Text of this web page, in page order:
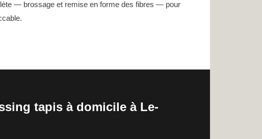
— brossage et remise en forme des fibres — pour
tapis à domicile à Le-